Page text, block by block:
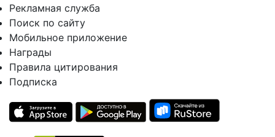
Рекламная служба
Поиск по сайту
Мобильное приложение
Награды
Правила цитирования
Подписка